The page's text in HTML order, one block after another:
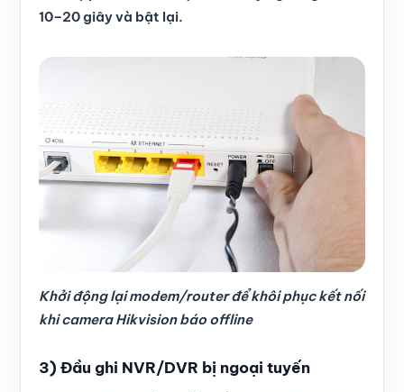
10–20 giây và bật lại.
Khởi động lại modem/router để khôi phục kết nối
khi camera Hikvision báo offline
3) Đầu ghi NVR/DVR bị ngoại tuyến